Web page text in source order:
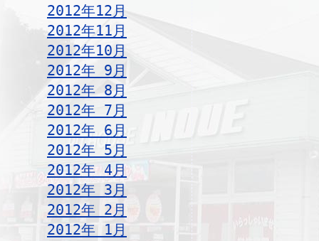
2012年12月
2012年11月
2012年10月
2012年 9月
2012年 8月
2012年 7月
2012年 6月
2012年 5月
2012年 4月
2012年 3月
2012年 2月
2012年 1月